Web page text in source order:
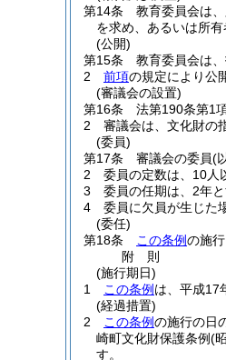
第14条
教育委員会は
を求め、あるいは所
(公開)
第15条
教育委員会は
2
前項の規定により公
(審議会の設置)
第16条
法第190条第1
2
審議会は、文化財の
(委員)
第17条
審議会の委員(
2
委員の定数は、10人
3
委員の任期は、2年と
4
委員に欠員が生じた
(委任)
第18条
この条例の施
附 則
(施行期日)
1
この条例 は、平成17
(経過措置)
2
この条例の施行の日
崎町文化財保護条例(
す。